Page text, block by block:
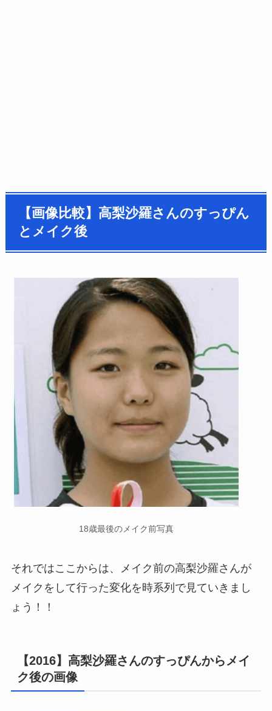
【画像比較】高梨沙羅さんのすっぴん
とメイク後
18歳最後のメイク前写真
それではここからは、メイク前の高梨沙羅さんが
メイクをして行った変化を時系列で見ていきまし
ょう！！
【2016】高梨沙羅さんのすっぴんからメイ
ク後の画像